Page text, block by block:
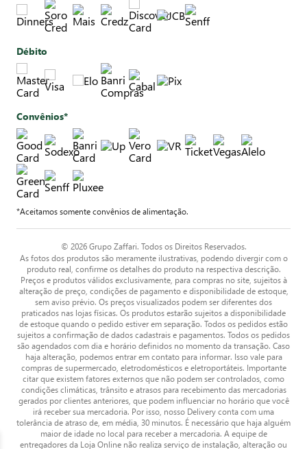
Débito
Convênios*
*Aceitamos somente convênios de alimentação.
© 2026 Grupo Zaffari. Todos os Direitos Reservados.
As fotos dos produtos são meramente ilustrativas, podendo divergir com o
produto real, confirme os detalhes do produto na respectiva descrição.
Preços e produtos válidos exclusivamente, para compras no site, sujeitos à
alteração de preço, condições de pagamento e disponibilidade de estoque,
sem aviso prévio. Os preços visualizados podem ser diferentes dos
praticados nas lojas físicas. Os produtos estarão sujeitos a disponibilidade
de estoque quando o pedido estiver em separação. Todos os pedidos estão
sujeitos a confirmação de dados cadastrais e pagamentos. Todos os pedidos
são agendados com dia e horário definidos no momento da transação. Caso
haja alteração, podemos entrar em contato para informar. Isso vale para
compras de supermercado, eletrodomésticos e eletroportáteis. Importante
citar que existem fatores externos que não podem ser controlados, como
condições climáticas, trânsito e atrasos para recebimento das mercadorias
gerados por clientes anteriores, que podem influenciar no horário que você
irá receber sua mercadoria. Por isso, nosso Delivery conta com uma
tolerância de atraso de, em média, 30 minutos. É necessário que haja alguém
maior de idade no local para receber a mercadoria. A equipe de
entregadores da Loja Online não realiza serviço de instalação, alteração ou